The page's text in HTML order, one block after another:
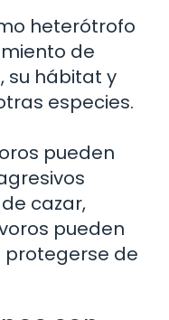
heterótrofo
de
su hábitat y
especies.
pueden
cazar,
pueden
de